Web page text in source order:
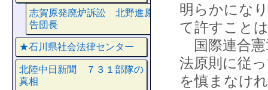
明らかにな
て許すこと
国際連合憲
法原則に従
を慎まなけ
志賀原発廃炉訴訟 北野進原
告団長
★石川県社会法律センター
北陸中日新聞 ７３１部隊の
真相